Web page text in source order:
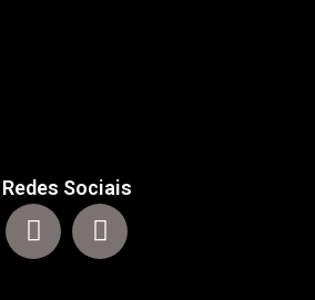
Redes Sociais